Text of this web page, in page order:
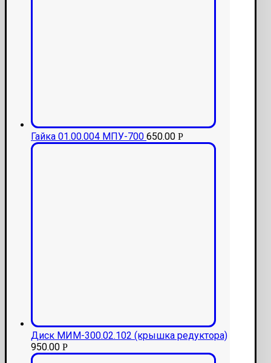
Гайка 01.00.004 МПУ-700 650.00 Р
Диск МИМ-300.02.102 (крышка редуктора)
950.00 Р